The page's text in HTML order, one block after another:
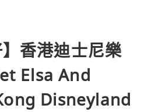
】香港迪士尼樂
Elsa And
Disneyland